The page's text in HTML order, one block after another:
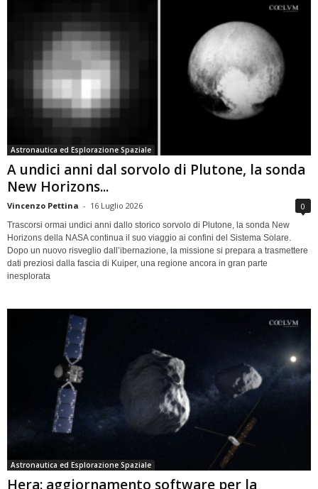
Astronautica ed Esplorazione Spaziale
A undici anni dal sorvolo di Plutone, la sonda
New Horizons...
Vincenzo Pettina - 16 Luglio 2026 0
Trascorsi ormai undici anni dallo storico sorvolo di Plutone, la sonda New
Horizons della NASA continua il suo viaggio ai confini del Sistema Solare.
Dopo un nuovo risveglio dall’ibernazione, la missione si prepara a trasmettere
dati preziosi dalla fascia di Kuiper, una regione ancora in gran parte
inesplorata
Astronautica ed Esplorazione Spaziale
Hera: aggiornamento software per la